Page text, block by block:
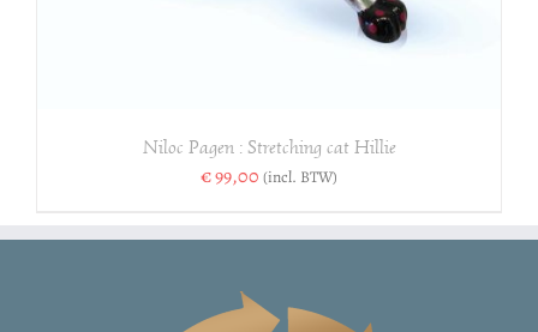
Niloc Pagen : Stretching cat Hillie
€99,00 (incl. BTW)